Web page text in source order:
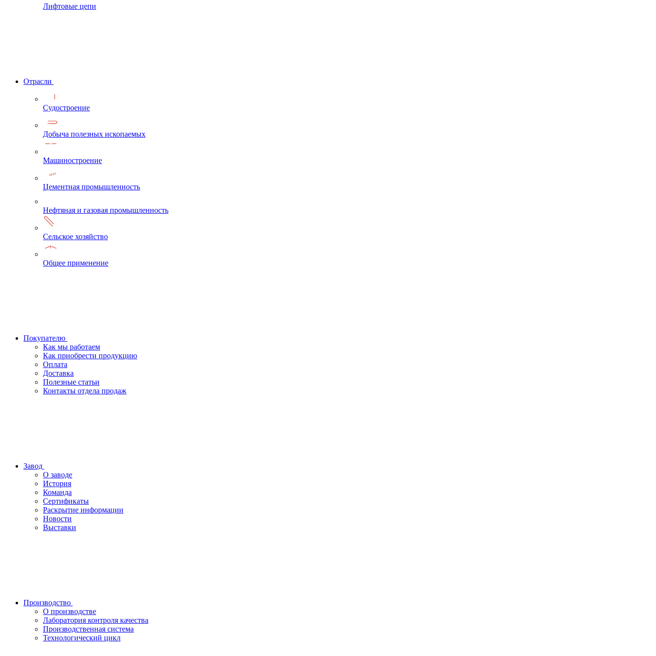
Лифтовые цепи
Отрасли
Судостроение
Добыча полезных ископаемых
Машиностроение
Цементная промышленность
Нефтяная и газовая промышленность
Сельское хозяйство
Общее применение
Покупателю
Как мы работаем
Как приобрести продукцию
Оплата
Доставка
Полезные статьи
Контакты отдела продаж
Завод
О заводе
История
Команда
Сертификаты
Раскрытие информации
Новости
Выставки
Производство
О производстве
Лаборатория контроля качества
Производственная система
Технологический цикл